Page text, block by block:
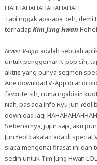
HAHHAHAHAHAHAHAHAH
Tapi nggak apa-apa deh, demi
terhadap Kim Jung Hwan
Naver V-app adalah sebuah
untuk penggemar K-pop sih,
aktris yang punya segmen
Ane download V-App di
favorite sih, cuma ngabisin
Nah, pas ada info Ryu Jun
download lagi
Sebenarnya, jujur saja, aku
Jun Yeol bakalan ada di
siapa mengenai firasat ini dan
sedih untuk Tim Jung Hwan